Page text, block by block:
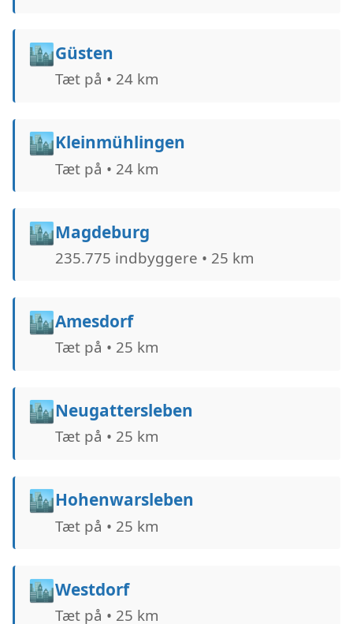
🏙️Güsten
Tæt på • 24 km
🏙️Kleinmühlingen
Tæt på • 24 km
🏙️Magdeburg
235.775 indbyggere • 25 km
🏙️Amesdorf
Tæt på • 25 km
🏙️Neugattersleben
Tæt på • 25 km
🏙️Hohenwarsleben
Tæt på • 25 km
🏙️Westdorf
Tæt på • 25 km